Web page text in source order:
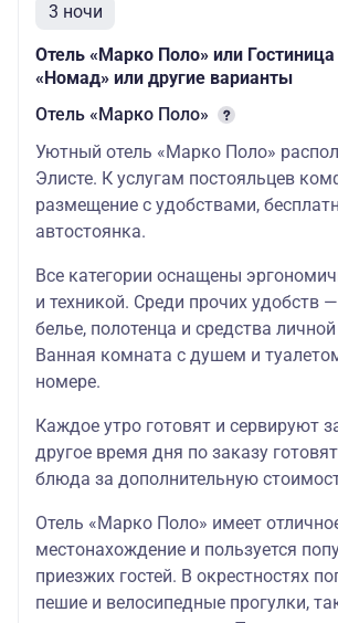
3 ночи
Отель «Марко Поло» или Гостиница
«Номад» или другие варианты
Отель «Марко Поло»
Уютный отель «Марко Поло»
Элисте. К услугам постояльцев
размещение с удобствами,
автостоянка.
Все категории оснащены
и техникой. Среди прочих удобств
белье, полотенца и средства
Ванная комната с душем и
номере.
Каждое утро готовят и сервируют
другое время дня по заказу
блюда за дополнительную
Отель «Марко Поло» имеет
местонахождение и пользуется
приезжих гостей. В окрестностях
пешие и велосипедные прогулки,